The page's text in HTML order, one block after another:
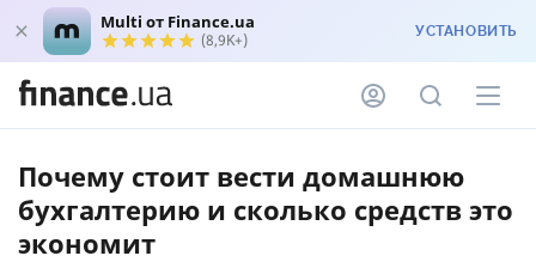
Multi от Finance.ua
(8,9K+) УСТАНОВИТЬ
Почему стоит вести домашнюю
бухгалтерию и сколько средств это
экономит